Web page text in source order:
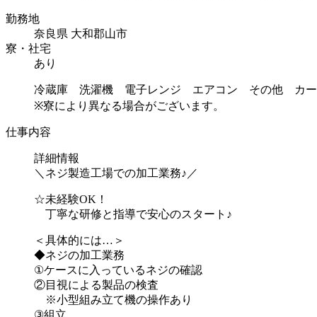
勤務地
奈良県 大和郡山市
寮・社宅
あり
冷蔵庫 洗濯機 電子レンジ エアコン その他 カー
※寮により異なる場合がございます。
仕事内容
詳細情報
＼ネジ製造工場での加工業務♪／
☆未経験OK！
丁寧な研修と指導で安心のスタート♪
＜具体的には…＞
◆ネジの加工業務
①ケースに入っているネジの確認
②目視による製品の検査
※小型組み立て機の操作あり
③組立...